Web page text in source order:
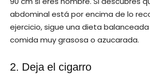
abdominal está por encima de lo
ejercicio, sigue una dieta
comida muy grasosa o azucarada.
2. Deja el cigarro